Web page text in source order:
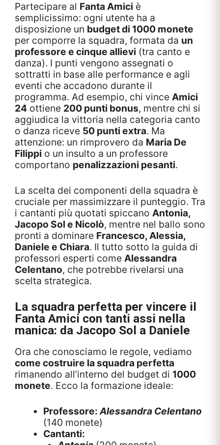
Partecipare al Fanta Amici è
semplicissimo: ogni utente ha a
disposizione un budget di 1000 monete
per comporre la squadra, formata da un
professore e cinque allievi (tra canto e
danza). I punti vengono assegnati o
sottratti in base alle performance e agli
eventi che accadono durante il
programma. Ad esempio, chi vince Amici
24 ottiene 200 punti bonus, mentre chi si
aggiudica la vittoria nella categoria canto
o danza riceve 50 punti extra. Ma
attenzione: un rimprovero da Maria De
Filippi o un insulto a un professore
comportano penalizzazioni pesanti.
La scelta dei componenti della squadra è
cruciale per massimizzare il punteggio. Tra
i cantanti più quotati spiccano Antonia,
Jacopo Sol e Nicolò, mentre nel ballo sono
pronti a dominare Francesco, Alessia,
Daniele e Chiara. Il tutto sotto la guida di
professori esperti come Alessandra
Celentano, che potrebbe rivelarsi una
scelta strategica.
La squadra perfetta per vincere il
Fanta Amici con tanti assi nella
manica: da Jacopo Sol a Daniele
Ora che conosciamo le regole, vediamo
come costruire la squadra perfetta
rimanendo all’interno del budget di 1000
monete. Ecco la formazione ideale:
Professore:Alessandra Celentano
(140 monete)
Cantanti: